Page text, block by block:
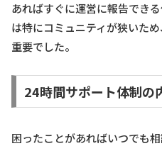
あればすぐに運営に報告でき
は特にコミュニティが狭いた
重要でした。
24時間サポート体制の
困ったことがあればいつでも